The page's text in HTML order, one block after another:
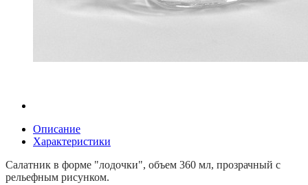
Описание
Характеристики
Салатник в форме "лодочки", объем 360 мл, прозрачный с
рельефным рисунком.